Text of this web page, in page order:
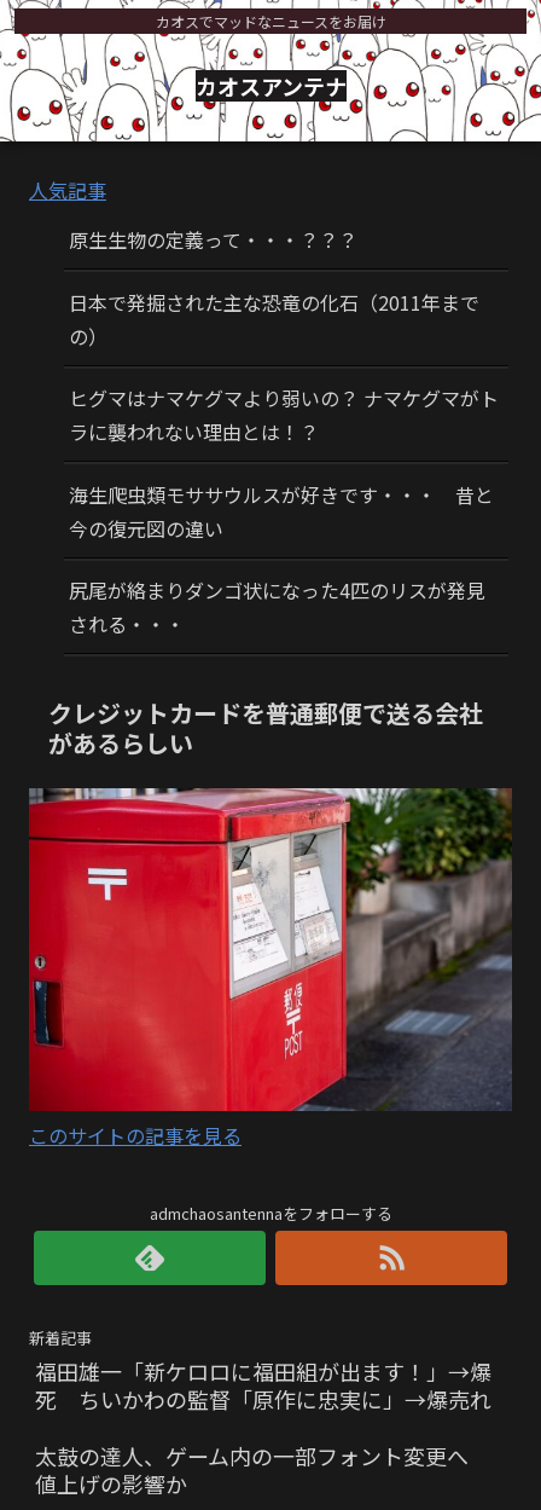
カオスでマッドなニュースをお届け
カオスアンテナ
人気記事
原生生物の定義って・・・？？？
日本で発掘された主な恐竜の化石（2011年まで
の）
ヒグマはナマケグマより弱いの？ ナマケグマがト
ラに襲われない理由とは！？
海生爬虫類モササウルスが好きです・・・ 昔と
今の復元図の違い
尻尾が絡まりダンゴ状になった4匹のリスが発見
される・・・
クレジットカードを普通郵便で送る会社
があるらしい
このサイトの記事を見る
admchaosantennaをフォローする
新着記事
福田雄一「新ケロロに福田組が出ます！」→爆
死 ちいかわの監督「原作に忠実に」→爆売れ
太鼓の達人、ゲーム内の一部フォント変更へ
値上げの影響か